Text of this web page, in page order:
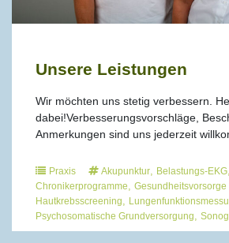
Unsere Leistungen
Wir möchten uns stetig verbessern.
dabei!Verbesserungsvorschläge,
Anmerkungen sind uns jederzeit
Praxis Akupunktur Belastungs-EKG
Chronikerprogramme
Hautkrebsscreening
Psychosomatische Grundversorgung